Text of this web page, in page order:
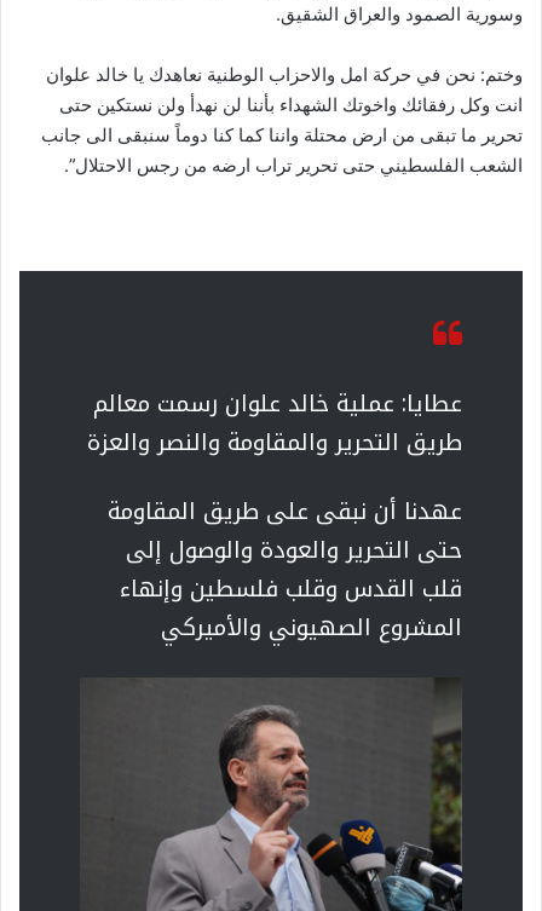
وسورية الصمود والعراق الشقيق.
وختم: نحن في حركة امل والاحزاب الوطنية نعاهدك يا خالد علوان
انت وكل رفقائك واخوتك الشهداء بأننا لن نهدأ ولن نستكين حتى
تحرير ما تبقى من ارض محتلة واننا كما كنا دوماً سنبقى الى جانب
الشعب الفلسطيني حتى تحرير تراب ارضه من رجس الاحتلال”.
عطايا: عملية خالد علوان رسمت معالم
طريق التحرير والمقاومة والنصر والعزة
عهدنا أن نبقى على طريق المقاومة
حتى التحرير والعودة والوصول إلى
قلب القدس وقلب فلسطين وإنهاء
المشروع الصهيوني والأميركي